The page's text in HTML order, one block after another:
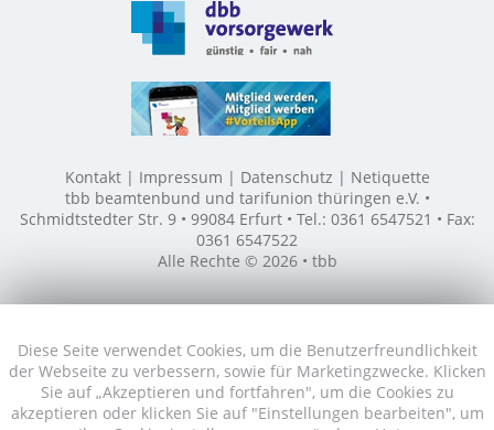
Diese Seite verwendet Cookies, um die Benutzerfreundlichkeit
der Webseite zu verbessern, sowie für Marketingzwecke. Klicken
Sie auf „Akzeptieren und fortfahren", um die Cookies zu
akzeptieren oder klicken Sie auf "Einstellungen bearbeiten", um
Kontakt Impressum Datenschutz
Netiquette
tbb beamtenbund und tarifunion thüringen e.V. •
Schmidtstedter Str. 9 • 99084 Erfurt • Tel.: 0361 6547521 • Fax:
0361 6547522
Alle Rechte © 2026 • tbb